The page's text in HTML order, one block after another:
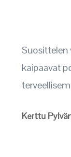
Suosittelen
kaipaavat
Kerttu